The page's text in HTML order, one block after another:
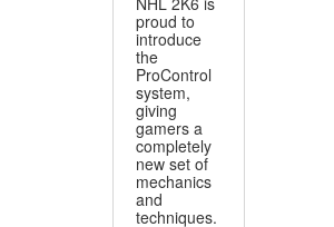
proud to
introduce
the
ProControl
system,
giving
gamers a
completely
new set of
mechanics
and
techniques.